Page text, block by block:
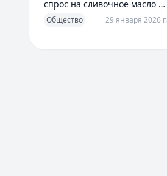
спрос на сливочное масло в
2026 году
Общество 29 января 2026 г.